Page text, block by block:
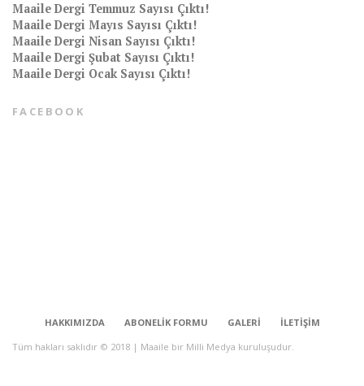
Maaile Dergi Temmuz Sayısı Çıktı!
Maaile Dergi Mayıs Sayısı Çıktı!
Maaile Dergi Nisan Sayısı Çıktı!
Maaile Dergi Şubat Sayısı Çıktı!
Maaile Dergi Ocak Sayısı Çıktı!
FACEBOOK
HAKKIMIZDA ABONELIK FORMU GALERI
İLETIŞIM
Tüm hakları saklıdır © 2018 | Maaile bir Milli Medya kuruluşudur.